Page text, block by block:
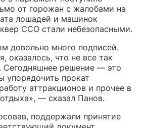
от горожан с жалобами на
лошадей и машинок
ССО стали небезопасными.
довольно много подписей.
оказалось, что не все так
Сегодняшнее решение — это
упорядочить прокат
аттракционов и прочее в
— сказал Панов.
поддержали принятие